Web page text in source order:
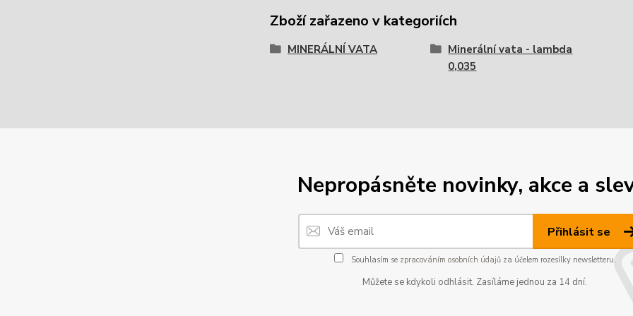
Zboží zařazeno v kategoriích
MINERÁLNÍ VATA
Minerální vata - lambda
0,035
Nepropásněte novinky, akce a
Přihlásit se
Souhlasím se zpracováním osobních údajůza účelem rozesílky newsletteru.
Můžete se kdykoli odhlásit. Zasíláme jednou za 14 dní.